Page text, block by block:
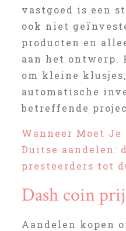
vastgoed is een
ook niet
producten en
aan het ontwerp.
om kleine
automatische
betreffende
Wanneer Moet Je
Duitse aandelen:
presteerders tot
Dash coin
Aandelen kopen